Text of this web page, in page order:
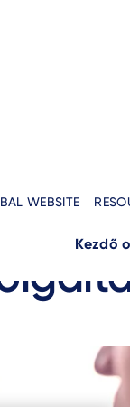
WEBSITE
Kezdő